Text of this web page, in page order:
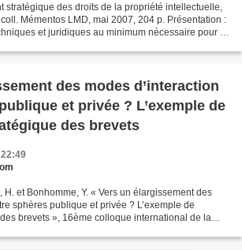
stratégique des droits de la propriété intellectuelle,
Mémentos LMD, mai 2007, 204 p. Présentation :
et juridiques au minimum nécessaire pour la
des modes d’interaction
et privée ? L’exemple de
des brevets
H. et Bonhomme, Y. « Vers un élargissement des
sphères publique et privée ? L’exemple de
brevets », 16ème colloque international de la